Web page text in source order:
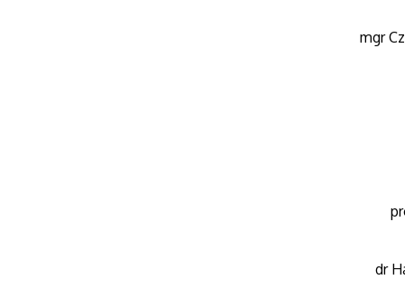
mgr
dr